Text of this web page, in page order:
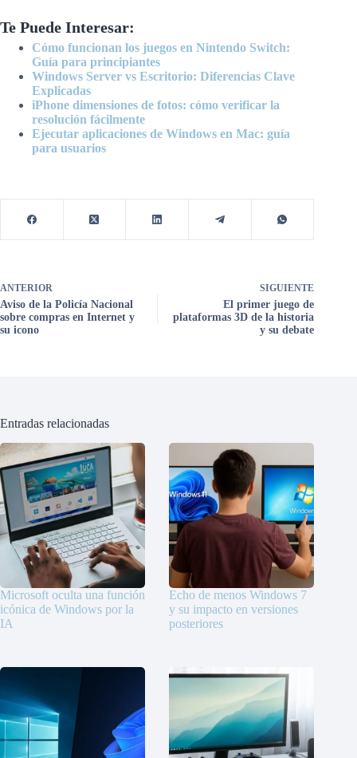
Te Puede Interesar:
Cómo funcionan los juegos en Nintendo Switch:
Guía para principiantes
Windows Server vs Escritorio: Diferencias Clave
Explicadas
iPhone dimensiones de fotos: cómo verificar la
resolución fácilmente
Ejecutar aplicaciones de Windows en Mac: guía
para usuarios
ANTERIOR
Aviso de la Policía Nacional
sobre compras en Internet y
su icono
SIGUIENTE
El primer juego de
plataformas 3D de la historia
y su debate
Entradas relacionadas
Microsoft oculta una función
icónica de Windows por la
IA
Echo de menos Windows 7
y su impacto en versiones
posteriores